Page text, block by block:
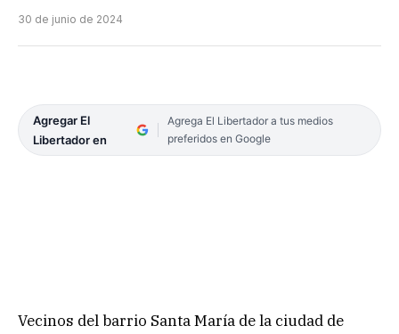
30 de junio de 2024
Agregar El
Libertador en
Agrega El Libertador a tus medios
preferidos en Google
Vecinos del barrio Santa María de la ciudad de